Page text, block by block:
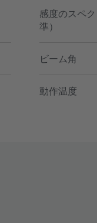
感度のスペ
準）
ビーム角
動作温度